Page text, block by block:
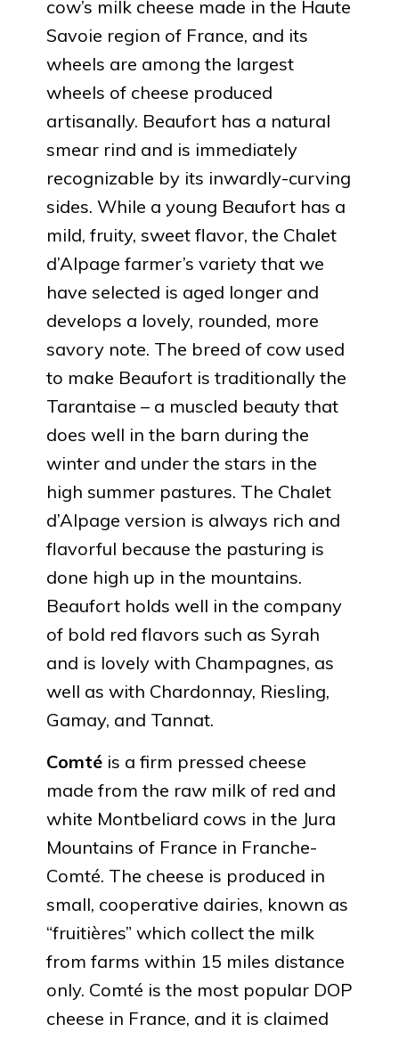
cow’s milk cheese made in the Haute
Savoie region of France, and its
wheels are among the largest
wheels of cheese produced
artisanally. Beaufort has a natural
smear rind and is immediately
recognizable by its inwardly-curving
sides. While a young Beaufort has a
mild, fruity, sweet flavor, the Chalet
d’Alpage farmer’s variety that we
have selected is aged longer and
develops a lovely, rounded, more
savory note. The breed of cow used
to make Beaufort is traditionally the
Tarantaise – a muscled beauty that
does well in the barn during the
winter and under the stars in the
high summer pastures. The Chalet
d’Alpage version is always rich and
flavorful because the pasturing is
done high up in the mountains.
Beaufort holds well in the company
of bold red flavors such as Syrah
and is lovely with Champagnes, as
well as with Chardonnay, Riesling,
Gamay, and Tannat.
Comté is a firm pressed cheese
made from the raw milk of red and
white Montbeliard cows in the Jura
Mountains of France in Franche-
Comté. The cheese is produced in
small, cooperative dairies, known as
“fruitières” which collect the milk
from farms within 15 miles distance
only. Comté is the most popular DOP
cheese in France, and it is claimed